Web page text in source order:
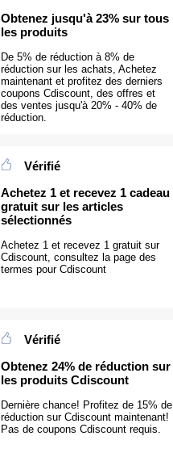
Obtenez jusqu'à 23% sur tous
les produits
De 5% de réduction à 8% de
réduction sur les achats, Achetez
maintenant et profitez des derniers
coupons Cdiscount, des offres et
des ventes jusqu'à 20% - 40% de
réduction.
Vérifié
Achetez 1 et recevez 1 cadeau
gratuit sur les articles
sélectionnés
Achetez 1 et recevez 1 gratuit sur
Cdiscount, consultez la page des
termes pour Cdiscount
Vérifié
Obtenez 24% de réduction sur
les produits Cdiscount
Dernière chance! Profitez de 15% de
réduction sur Cdiscount maintenant!
Pas de coupons Cdiscount requis.